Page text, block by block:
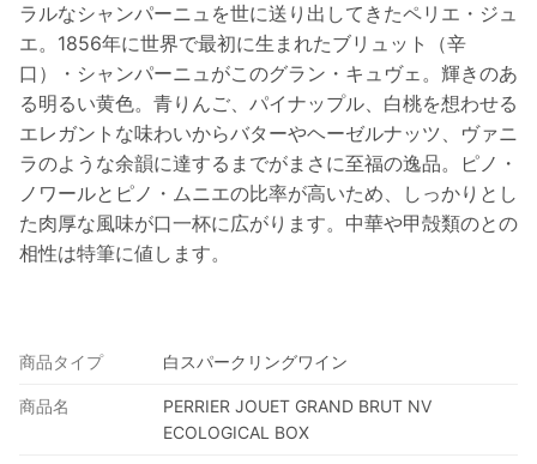
ラルなシャンパーニュを世に送り出してきたペリエ・ジュ
エ。1856年に世界で最初に生まれたブリュット（辛
口）・シャンパーニュがこのグラン・キュヴェ。輝きのあ
る明るい黄色。青りんご、パイナップル、白桃を想わせる
エレガントな味わいからバターやヘーゼルナッツ、ヴァニ
ラのような余韻に達するまでがまさに至福の逸品。ピノ・
ノワールとピノ・ムニエの比率が高いため、しっかりとし
た肉厚な風味が口一杯に広がります。中華や甲殻類のとの
相性は特筆に値します。
商品タイプ 白スパークリングワイン
商品名
PERRIER JOUET GRAND BRUT NV
ECOLOGICAL BOX